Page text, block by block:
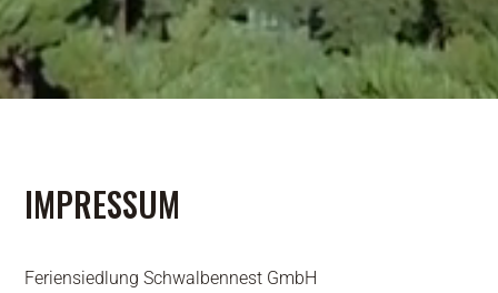
IMPRESSUM
Feriensiedlung Schwalbennest GmbH